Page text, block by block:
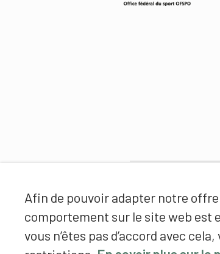
Afin de pouvoir adapter notre offre
comportement sur le site web est
vous n’êtes pas d’accord avec